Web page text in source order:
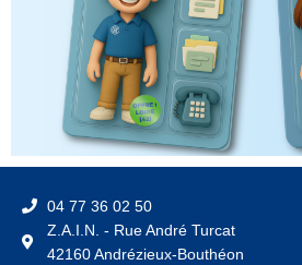
04 77 36 02 50
Z.A.I.N. - Rue André Turcat
42160 Andrézieux-Bouthéon